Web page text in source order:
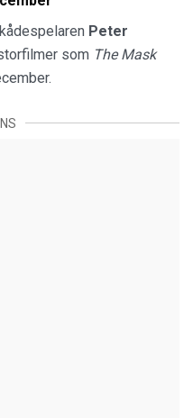
Peter
som The Mask